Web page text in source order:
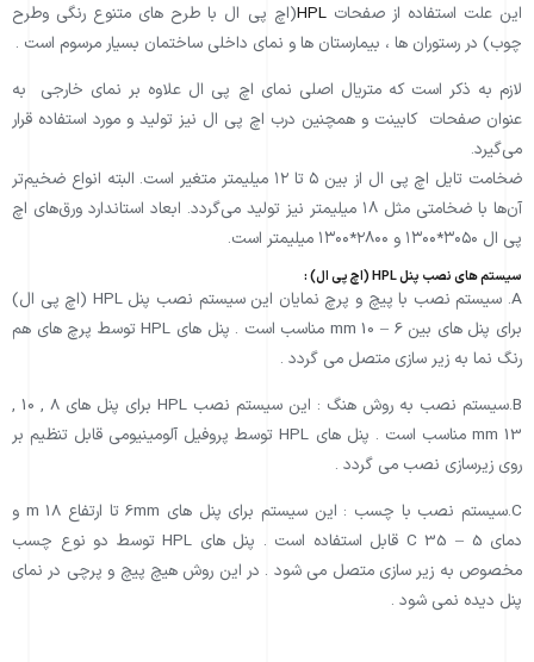
این علت استفاده از صفحاتHPL(اچ پی ال با طرح های متنوع رنگی وطرح
چوب) در رستوران ها ، بیمارستان ها و نمای داخلی ساختمان بسیار مرسوم است .
لازم به ذکر است که متریال اصلی نمای اچ پی ال علاوه بر نمای خارجی به
عنوان صفحات کابینت و همچنین درب اچ پی ال نیز تولید و مورد استفاده قرار
می‌گیرد.
ضخامت تایل اچ پی ال از بین ۵ تا ۱۲ میلیمتر متغیر است. البته انواع ضخیم‌تر
آن‌ها با ضخامتی مثل ۱۸ میلیمتر نیز تولید می‌گردد. ابعاد استاندارد ورق‌های اچ
پی ال ۳۰۵۰*۱۳۰۰ و ۲۸۰۰*۱۳۰۰ میلیمتر است.
سیستم های نصب پنل HPL (اچ پی ال) :
A. سیستم نصب با پیچ و پرچ نمایان این سیستم نصب پنل HPL (اچ پی ال)
برای پنل های بین 6 – 10 mm مناسب است . پنل های HPL توسط پرچ های هم
رنگ نما به زیر سازی متصل می گردد .
B.سیستم نصب به روش هنگ : این سیستم نصب HPL برای پنل های 8 , 10 ,
13 mm مناسب است . پنل های HPL توسط پروفیل آلومینیومی قابل تنظیم بر
روی زیرسازی نصب می گردد .
C.سیستم نصب با چسب : این سیستم برای پنل های 6mm تا ارتفاع 18 m و
دمای 5 – 35 C قابل استفاده است . پنل های HPL توسط دو نوع چسب
مخصوص به زیر سازی متصل می شود . در این روش هیچ پیچ و پرچی در نمای
پنل دیده نمی شود .